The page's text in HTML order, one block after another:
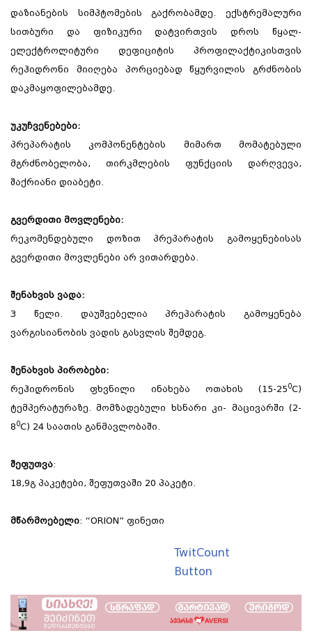
დაზიანების სიმპტომების გაქრობამდე. ექსტრემალური
სითბური და ფიზიკური დატვირთვის დროს წყალ-
ელექტროლიტური დეფიციტის პროფილაქტიკისთვის
რეჰიდრონი მიიღება პორციებად წყურვილის გრძნობის
დაკმაყოფილებამდე.
უკუჩვენებები:
პრეპარატის კომპონენტების მიმართ მომატებული
მგრძნობელობა, თირკმლების ფუნქციის დარღვევა,
შაქრიანი დიაბეტი.
გვერდითი მოვლენები:
რეკომენდებული დოზით პრეპარატის გამოყენებისას
გვერდითი მოვლენები არ ვითარდება.
შენახვის ვადა:
3 წელი. დაუშვებელია პრეპარატის გამოყენება
ვარგისიანობის ვადის გასვლის შემდეგ.
შენახვის პირობები:
რეჰიდრონის ფხვნილი ინახება ოთახის (15-250C)
ტემპერატურაზე. მომზადებული ხსნარი კი- მაცივარში (2-
80C) 24 საათის განმავლობაში.
შეფუთვა:
18,9გ პაკეტები, შეფუთვაში 20 პაკეტი.
მწარმოებელი: “ORION” ფინეთი
TwitCount
Button